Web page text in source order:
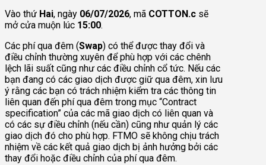
Vào thứ Hai, ngày 06/07/2026, mã COTTON.c sẽ
mở cửa muộn lúc 15:00.
Các phí qua đêm (Swap) có thể được thay đổi và
điều chỉnh thường xuyên để phù hợp với các chênh
lệch lãi suất cũng như các điều chỉnh cổ tức. Nếu các
bạn đang có các giao dịch được giữ qua đêm, xin lưu
ý rằng các bạn có trách nhiệm kiểm tra các thông tin
liên quan đến phí qua đêm trong mục “Contract
specification” của các mã giao dịch có liên quan và
có các sự điều chỉnh (nếu cần) cũng như quản lý các
giao dịch đó cho phù hợp. FTMO sẽ không chịu trách
nhiệm về các kết quả giao dịch bị ảnh hưởng bởi các
thay đổi hoặc điều chỉnh của phí qua đêm.